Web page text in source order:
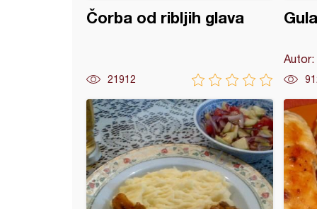
Čorba od ribljih glava
21912
Autor:
sa pečurkama